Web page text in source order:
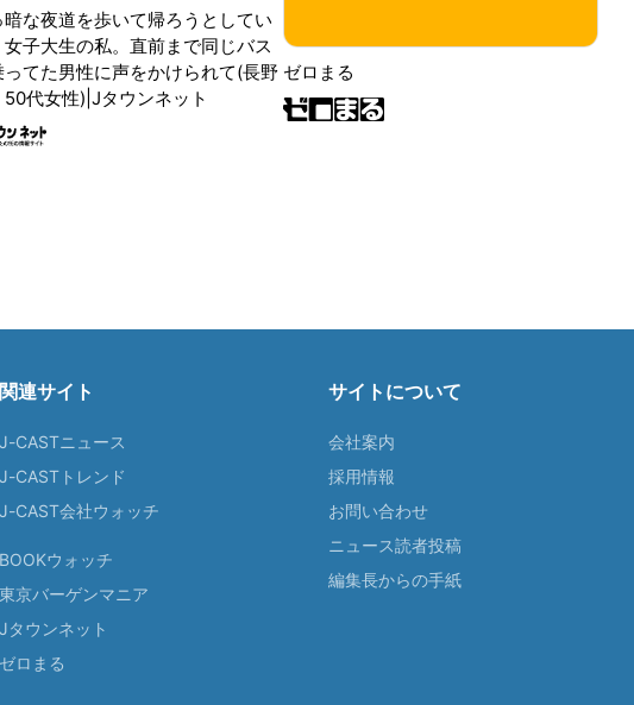
暗な夜道を歩いて帰ろうとしてい
女子大生の私。直前まで同じバス
ってた男性に声をかけられて(長野
50代女性)|Jタウンネット
ゼロまる
関連サイト
J-CASTニュース
J-CASTトレンド
J-CAST会社ウォッチ
BOOKウォッチ
東京バーゲンマニア
Jタウンネット
ゼロまる
サイトについて
会社案内
採用情報
お問い合わせ
ニュース読者投稿
編集長からの手紙